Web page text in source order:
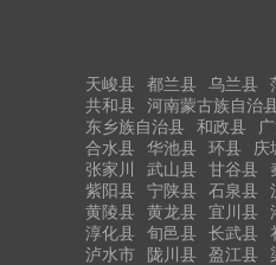
天峻县
都兰县 乌兰县
共和县
河南蒙古族自治
东乡族自治县
和政县
合水县
华池县 环县 庆
张家川
武山县 甘谷县
紫阳县
宁陕县 石泉县
黄陵县
黄龙县 宜川县
淳化县
旬邑县 长武县
泸水市
陇川县 盈江县